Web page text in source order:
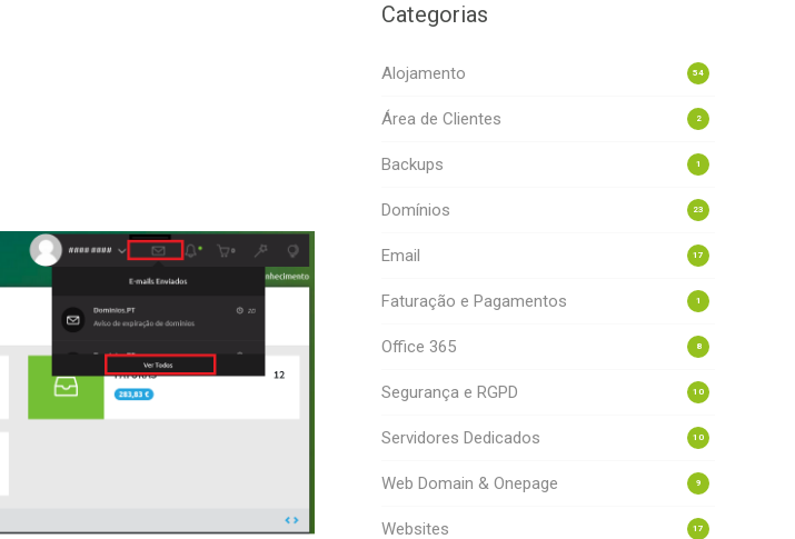
Categorias
54
Alojamento
2
Área de Clientes
1
Backups
23
Domínios
17
Email
1
Faturação e Pagamentos
8
Office 365
10
Segurança e RGPD
10
Servidores Dedicados
9
Web Domain & Onepage
17
Websites